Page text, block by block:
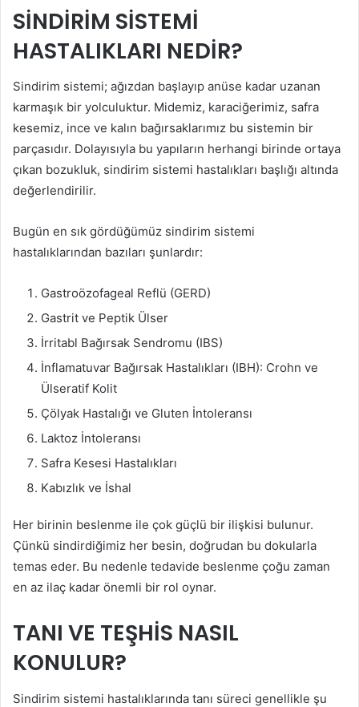
SİNDİRİM SİSTEMİ
HASTALIKLARI NEDİR?
Sindirim sistemi; ağızdan başlayıp anüse kadar uzanan
karmaşık bir yolculuktur. Midemiz, karaciğerimiz, safra
kesemiz, ince ve kalın bağırsaklarımız bu sistemin bir
parçasıdır. Dolayısıyla bu yapıların herhangi birinde ortaya
çıkan bozukluk, sindirim sistemi hastalıkları başlığı altında
değerlendirilir.
Bugün en sık gördüğümüz sindirim sistemi
hastalıklarından bazıları şunlardır:
Gastroözofageal Reflü (GERD)
Gastrit ve Peptik Ülser
İrritabl Bağırsak Sendromu (IBS)
İnflamatuvar Bağırsak Hastalıkları (IBH): Crohn ve
Ülseratif Kolit
Çölyak Hastalığı ve Gluten İntoleransı
Laktoz İntoleransı
Safra Kesesi Hastalıkları
Kabızlık ve İshal
Her birinin beslenme ile çok güçlü bir ilişkisi bulunur.
Çünkü sindirdiğimiz her besin, doğrudan bu dokularla
temas eder. Bu nedenle tedavide beslenme çoğu zaman
en az ilaç kadar önemli bir rol oynar.
TANI VE TEŞHİS NASIL
KONULUR?
Sindirim sistemi hastalıklarında tanı süreci genellikle şu